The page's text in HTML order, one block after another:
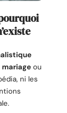
mariage ou
ni les